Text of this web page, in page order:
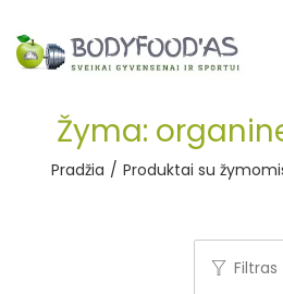
Žyma:
Pradžia / Produktai su
Filtras